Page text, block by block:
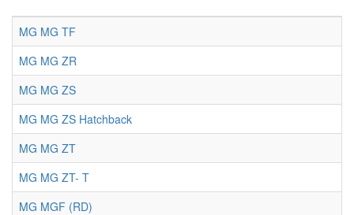
MG MG TF
MG MG ZR
MG MG ZS
MG MG ZS Hatchback
MG MG ZT
MG MG ZT- T
MG MGF (RD)